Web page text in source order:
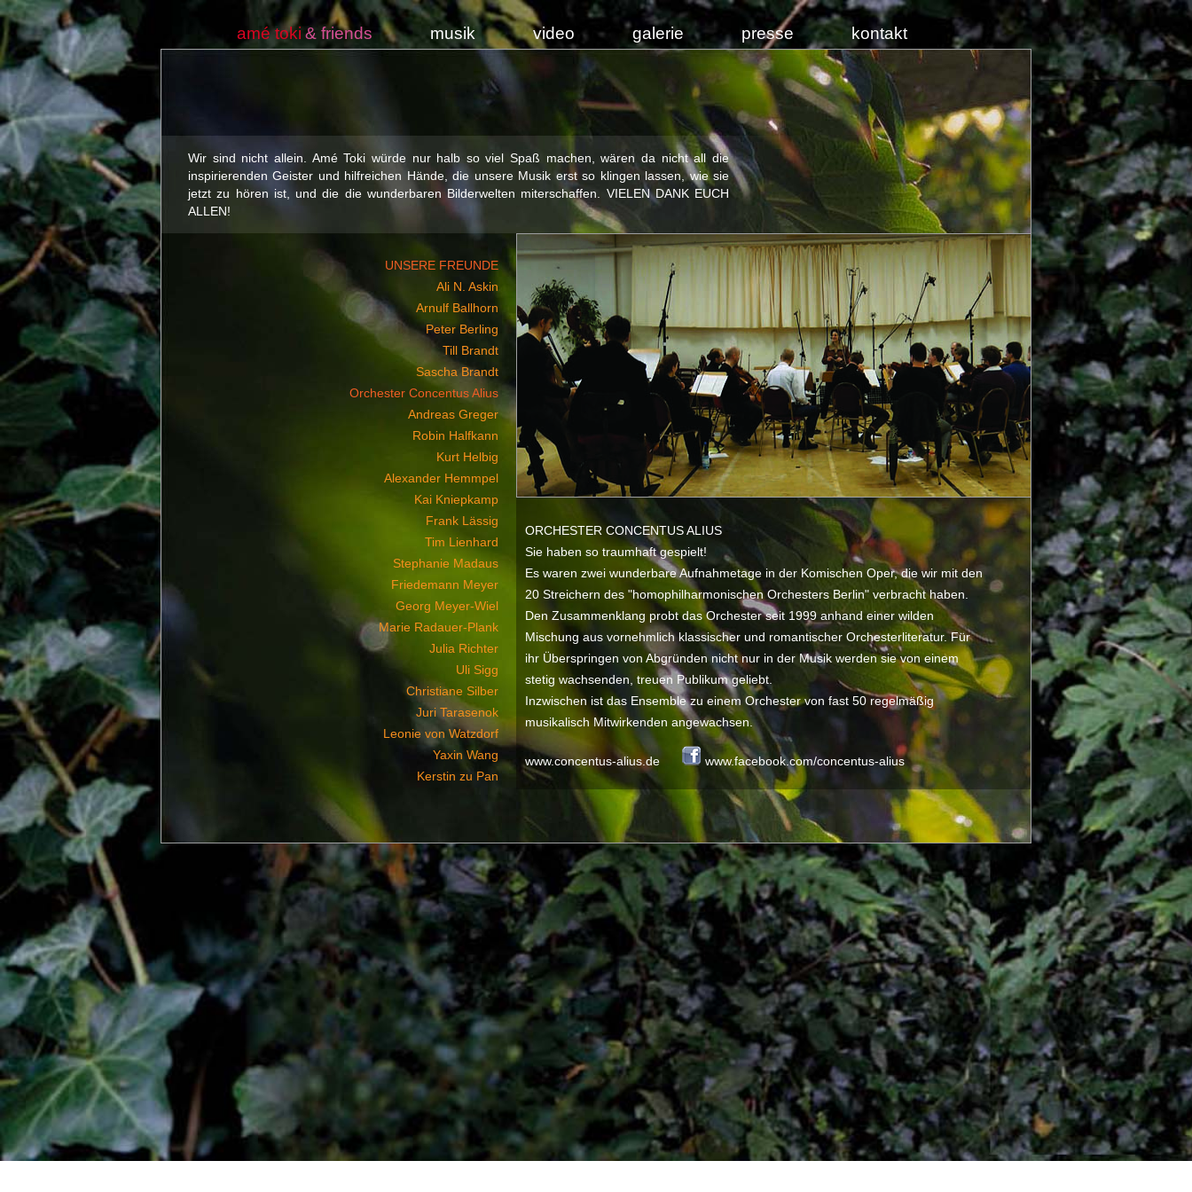
amé toki & friends musik video galerie presse kontakt
Wir sind nicht allein. Amé Toki würde nur halb so viel Spaß machen, wären da nicht all die
inspirierenden Geister und hilfreichen Hände, die unsere Musik erst so klingen lassen, wie sie
jetzt zu hören ist, und die die wunderbaren Bilderwelten miterschaffen. VIELEN DANK EUCH
ALLEN!
UNSERE FREUNDE
Ali N. Askin
Arnulf Ballhorn
Peter Berling
Till Brandt
Sascha Brandt
Orchester Concentus Alius
Andreas Greger
Robin Halfkann
Kurt Helbig
Alexander Hemmpel
Kai Kniepkamp
Frank Lässig
Tim Lienhard
Stephanie Madaus
Friedemann Meyer
Georg Meyer-Wiel
Marie Radauer-Plank
Julia Richter
Uli Sigg
Christiane Silber
Juri Tarasenok
Leonie von Watzdorf
Yaxin Wang
Kerstin zu Pan
ORCHESTER CONCENTUS ALIUS
Sie haben so traumhaft gespielt!
Es waren zwei wunderbare Aufnahmetage in der Komischen Oper, die wir mit den
20 Streichern des "homophilharmonischen Orchesters Berlin" verbracht haben.
Den Zusammenklang probt das Orchester seit 1999 anhand einer wilden
Mischung aus vornehmlich klassischer und romantischer Orchesterliteratur. Für
ihr Überspringen von Abgründen nicht nur in der Musik werden sie von einem
stetig wachsenden, treuen Publikum geliebt.
Inzwischen ist das Ensemble zu einem Orchester von fast 50 regelmäßig
musikalisch Mitwirkenden angewachsen.
www.concentus-alius.de www.facebook.com/concentus-alius